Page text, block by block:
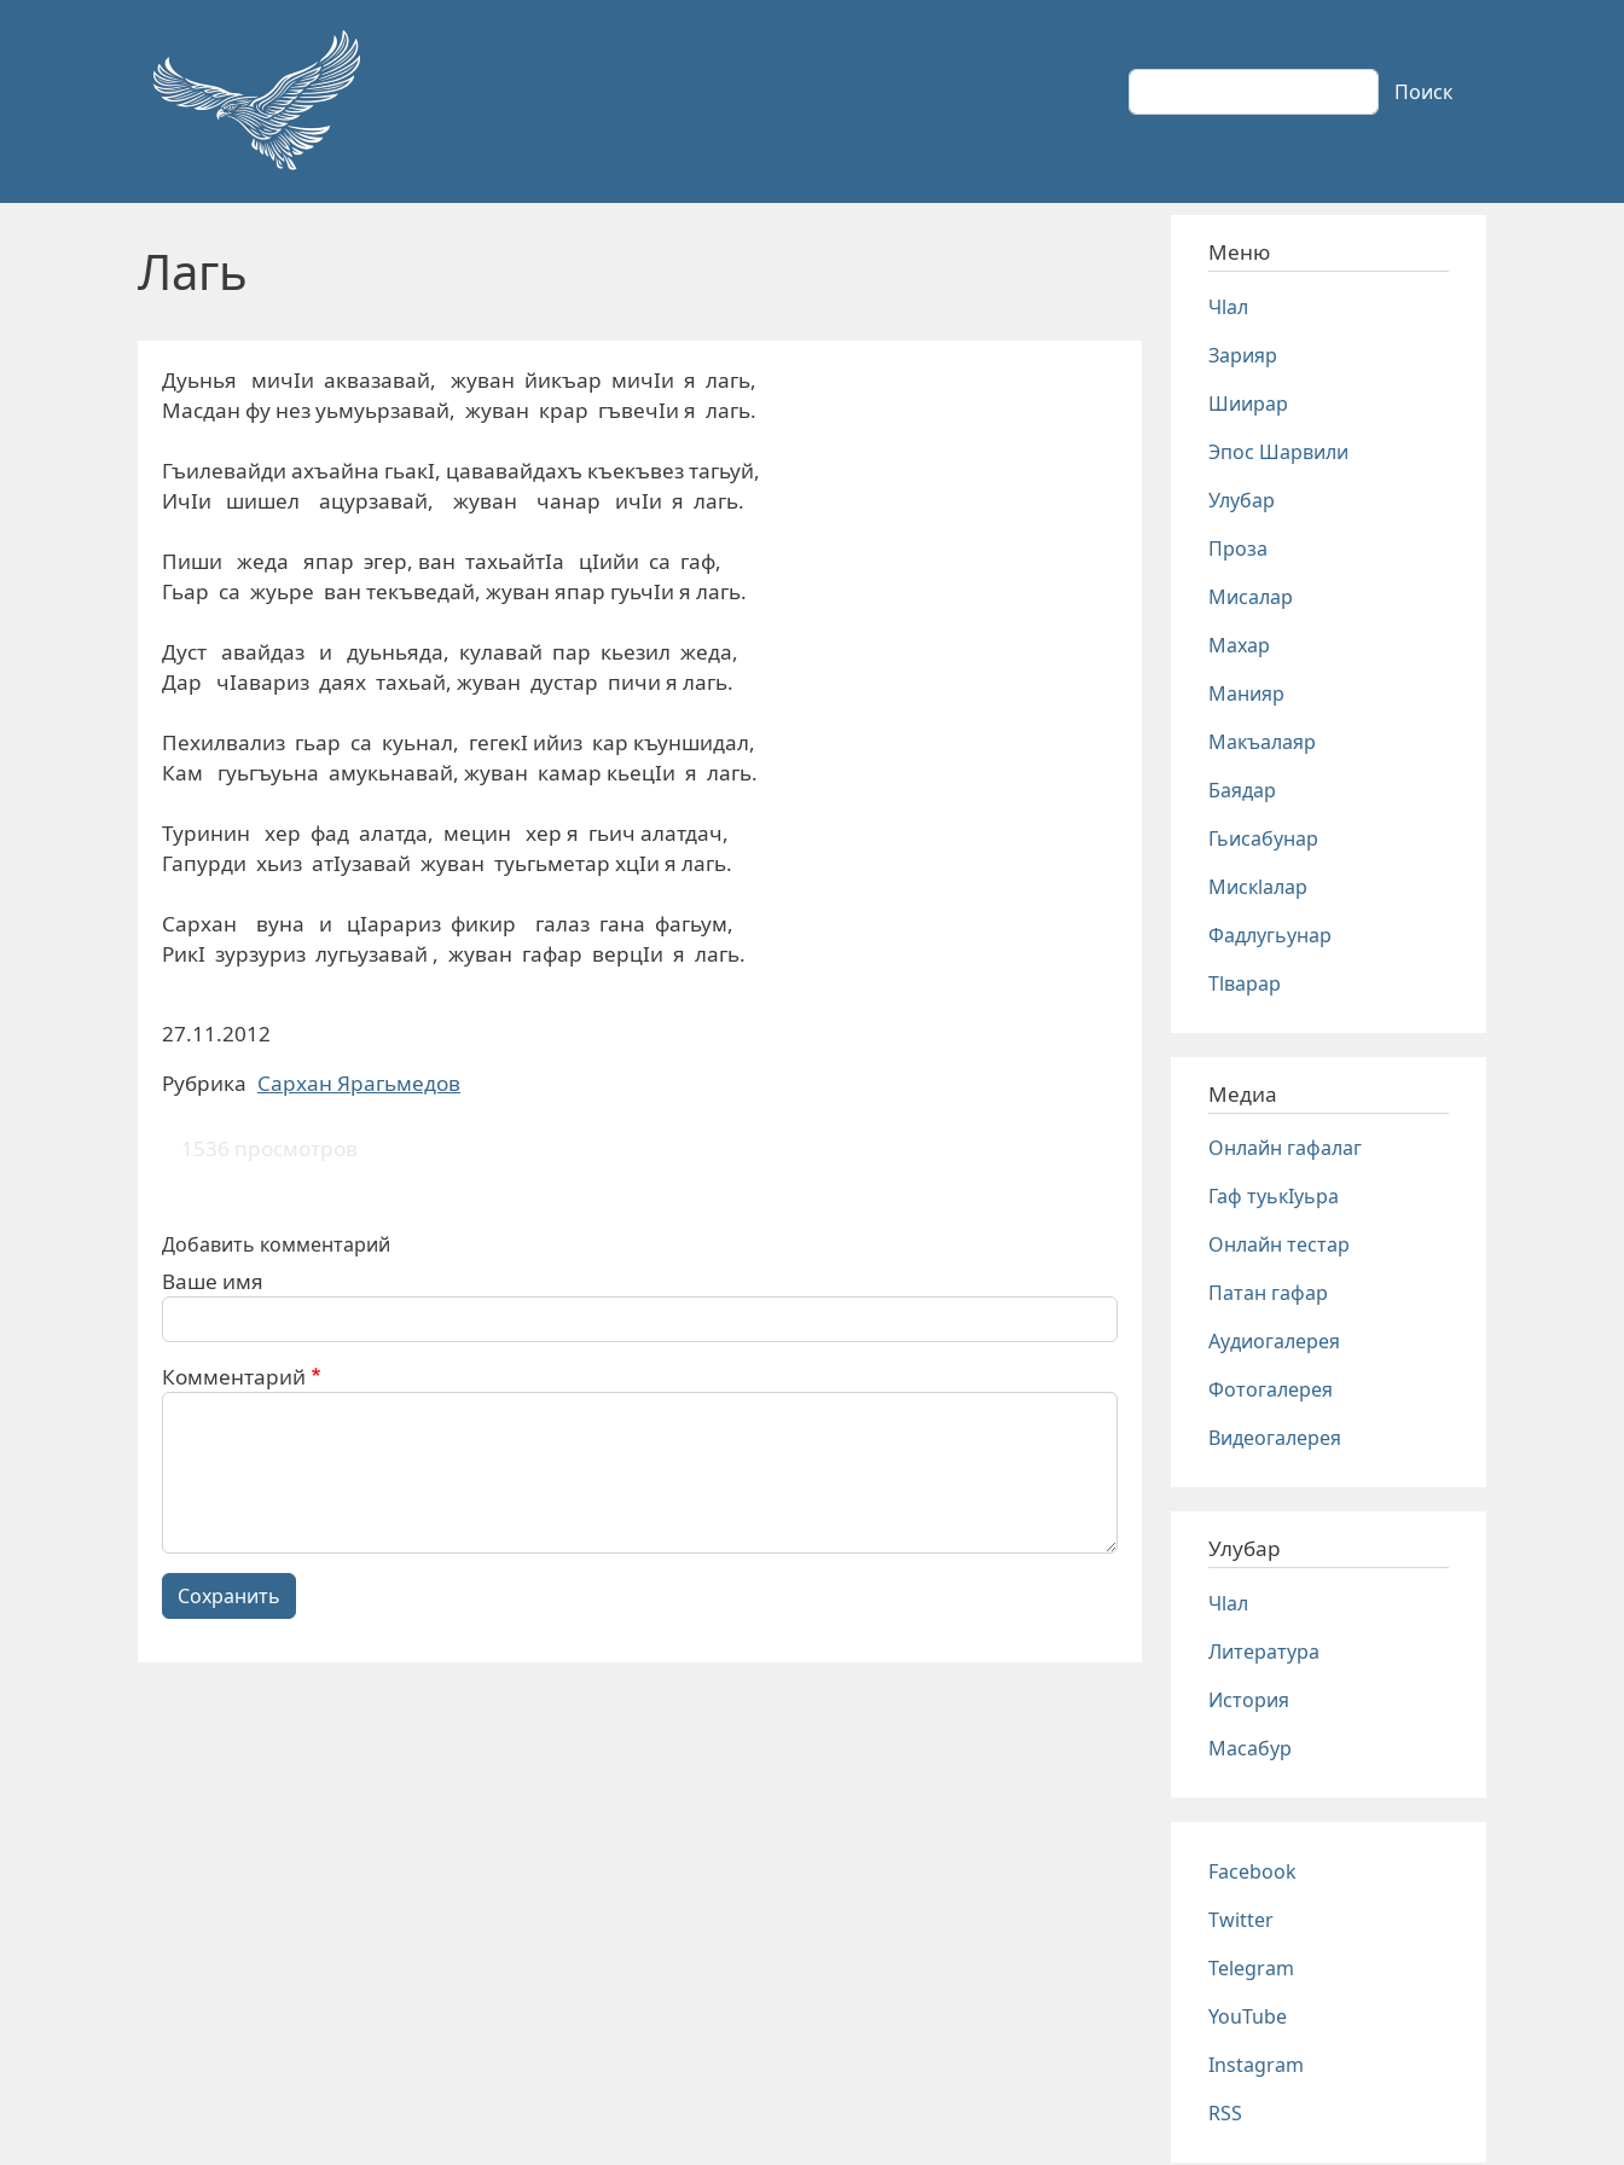
Поиск Поиск
Лагь
Дуьнья мичIи аквазавай, жуван йикъар мичIи я лагь,
Масдан фу нез уьмуьрзавай, жуван крар гъвечIи я лагь.
Гъилевайди ахъайна гьакI, цававайдахъ къекъвез тагьуй,
ИчIи шишел ацурзавай, жуван чанар ичIи я лагь.
Пиши жеда япар эгер, ван тахьайтIа цIийи са гаф,
Гьар са жуьре ван текъведай, жуван япар гуьчIи я лагь.
Дуст авайдаз и дуьньяда, кулавай пар кьезил жеда,
Дар чIавариз даях тахьай, жуван дустар пичи я лагь.
Пехилвализ гьар са куьнал, гегекI ийиз кар къуншидал,
Кам гуьгъуьна амукьнавай, жуван камар кьецIи я лагь.
Туринин хер фад алатда, мецин хер я гьич алатдач,
Гапурди хьиз атIузавай жуван туьгьметар хцIи я лагь.
Сархан вуна и цIарариз фикир галаз гана фагьум,
РикI зурзуриз лугьузавай , жуван гафар верцIи я лагь.
27.11.2012
Рубрика Сархан Ярагьмeдов
1536 просмотров
Добавить комментарий
Ваше имя
Комментарий
Сохранить
Меню
Чlал
Зарияр
Шиирар
Эпос Шарвили
Улубар
Проза
Мисалар
Махар
Манияр
Макъалаяр
Баядар
Гьисабунар
Мискlалар
Фадлугьунар
Тlварар
Медиа
Онлайн гафалаг
Гаф туькIуьра
Онлайн тестар
Патан гафар
Аудиогалерея
Фотогалерея
Видеогалерея
Улубар
Чlал
Литература
История
Масабур
Соц сети
Facebook
Twitter
Telegram
YouTube
Instagram
RSS